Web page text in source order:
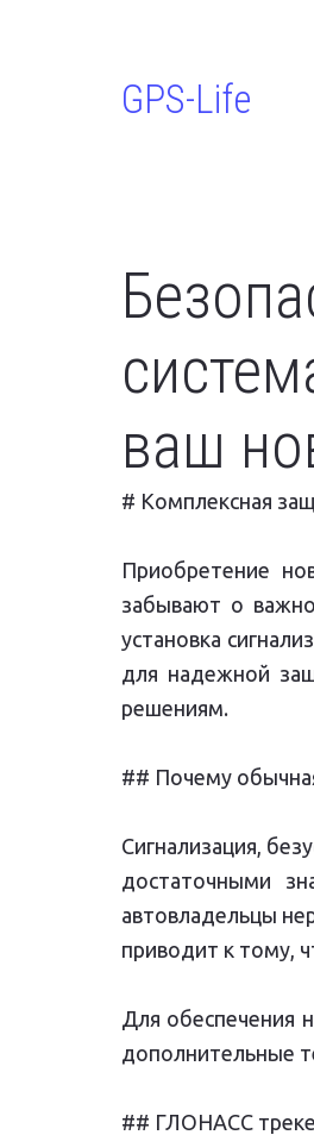
GPS-Life
ваш
# Комплексная
Приобретение
забывают о
установка
для надежной
решениям.
## Почему
Сигнализация,
достаточными
автовладельцы
приводит к тому,
Для обеспечения
дополнительные
## ГЛОНАСС